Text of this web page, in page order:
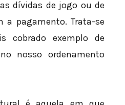
dívidas de jogo ou de
a pagamento. Trata-se
cobrado exemplo de
nosso ordenamento